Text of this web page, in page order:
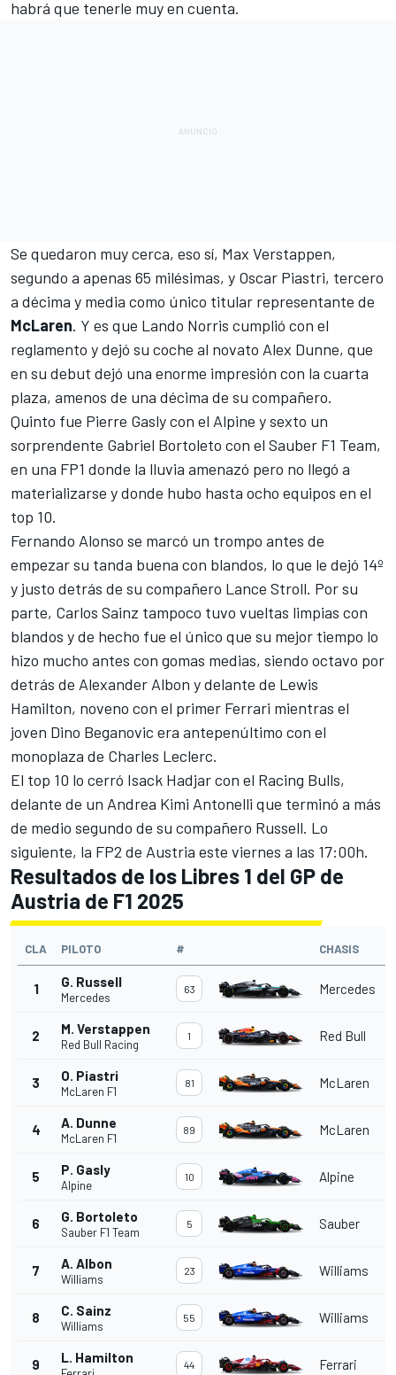
habrá que tenerle muy en cuenta.
Se quedaron muy cerca, eso sí, Max Verstappen,
segundo a apenas 65 milésimas, y Oscar Piastri, tercero
a décima y media como único titular representante de
McLaren. Y es que Lando Norris cumplió con el
reglamento y dejó su coche al novato Alex Dunne, que
en su debut dejó una enorme impresión con la cuarta
plaza, amenos de una décima de su compañero.
Quinto fue Pierre Gaslycon el Alpine y sexto un
sorprendente Gabriel Bortoleto con el Sauber F1 Team,
en una FP1 donde la lluvia amenazó pero no llegó a
materializarse y donde hubo hasta ocho equipos en el
top 10.
Fernando Alonso se marcó un trompo antes de
empezar su tanda buena con blandos, lo que le dejó 14º
y justo detrás de su compañero Lance Stroll. Por su
parte, Carlos Sainz tampoco tuvo vueltas limpias con
blandos y de hecho fue el único que su mejor tiempo lo
hizo mucho antes con gomas medias, siendo octavo por
detrás de Alexander Albon y delante de Lewis
Hamilton, noveno con el primer Ferrari mientras el
joven Dino Beganovic era antepenúltimo con el
monoplaza de Charles Leclerc.
El top 10 lo cerró Isack Hadjarcon el Racing Bulls,
delante de un Andrea Kimi Antonelli que terminó a más
de medio segundo de su compañero Russell. Lo
siguiente, la FP2 de Austria este viernes a las 17:00h.
Resultados de los Libres 1 del GP de
Austria de F1 2025
CLA PILOTO # CHASIS
1 G. Russell
Mercedes
63 Mercedes
2 M. Verstappen
Red Bull Racing
1 Red Bull
3 O. Piastri
McLaren F1
81 McLaren
4 A. Dunne
McLaren F1
89 McLaren
5 P. Gasly
Alpine
10 Alpine
6 G. Bortoleto
Sauber F1 Team
5 Sauber
7 A. Albon
Williams
23 Williams
8 C. Sainz
Williams
55 Williams
9 L. Hamilton 44 Ferrari